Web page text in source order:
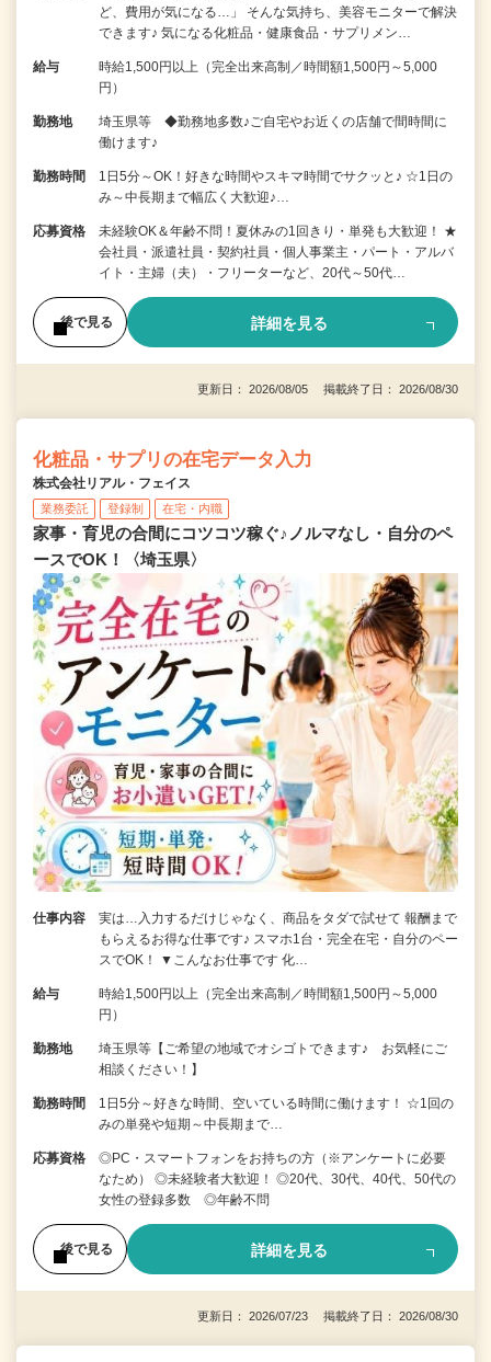
ど、費用が気になる…」 そんな気持ち、美容モニターで解決
できます♪ 気になる化粧品・健康食品・サプリメン…
給与
時給1,500円以上（完全出来高制／時間額1,500円～5,000
円）
勤務地
埼玉県等 ◆勤務地多数♪ご自宅やお近くの店舗で間時間に
働けます♪
勤務時間
1日5分～OK！好きな時間やスキマ時間でサクッと♪ ☆1日の
み～中長期まで幅広く大歓迎♪…
応募資格
未経験OK＆年齢不問！夏休みの1回きり・単発も大歓迎！ ★
会社員・派遣社員・契約社員・個人事業主・パート・アルバ
イト・主婦（夫）・フリーターなど、20代～50代…
後で見る 詳細を見る
更新日： 2026/08/05 掲載終了日： 2026/08/30
化粧品・サプリの在宅データ入力
株式会社リアル・フェイス
業務委託 登録制 在宅・内職
家事・育児の合間にコツコツ稼ぐ♪ノルマなし・自分のペ
ースでOK！〈埼玉県〉
仕事内容
実は…入力するだけじゃなく、商品をタダで試せて 報酬まで
もらえるお得な仕事です♪ スマホ1台・完全在宅・自分のペー
スでOK！ ▼こんなお仕事です 化…
給与
時給1,500円以上（完全出来高制／時間額1,500円～5,000
円）
勤務地
埼玉県等【ご希望の地域でオシゴトできます♪ お気軽にご
相談ください！】
勤務時間
1日5分～好きな時間、空いている時間に働けます！ ☆1回の
みの単発や短期～中長期まで…
応募資格
◎PC・スマートフォンをお持ちの方（※アンケートに必要
なため） ◎未経験者大歓迎！ ◎20代、30代、40代、50代の
女性の登録多数 ◎年齢不問
後で見る 詳細を見る
更新日： 2026/07/23 掲載終了日： 2026/08/30